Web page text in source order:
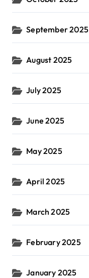
September 2025
August 2025
July 2025
June 2025
May 2025
April 2025
March 2025
February 2025
January 2025